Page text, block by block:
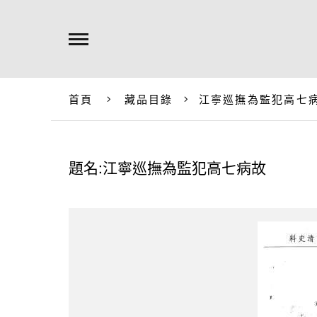
首頁 藏品目錄 江寧巡撫為監犯高七
題名:江寧巡撫為監犯高七病故